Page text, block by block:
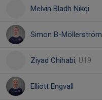
Melvin Bladh Nikqi
Simon B-Möllerström
Ziyad Chihabi, U19
Elliott Engvall